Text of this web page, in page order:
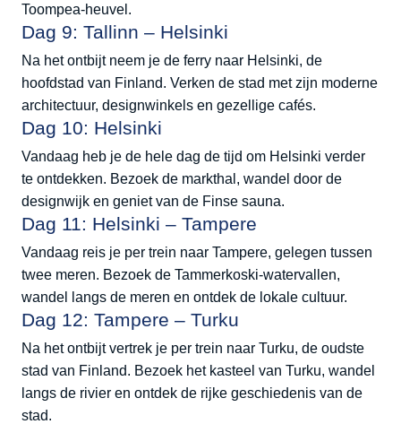
Toompea-heuvel.
Dag 9: Tallinn – Helsinki
Na het ontbijt neem je de ferry naar Helsinki, de
hoofdstad van Finland. Verken de stad met zijn moderne
architectuur, designwinkels en gezellige cafés.
Dag 10: Helsinki
Vandaag heb je de hele dag de tijd om Helsinki verder
te ontdekken. Bezoek de markthal, wandel door de
designwijk en geniet van de Finse sauna.
Dag 11: Helsinki – Tampere
Vandaag reis je per trein naar Tampere, gelegen tussen
twee meren. Bezoek de Tammerkoski-watervallen,
wandel langs de meren en ontdek de lokale cultuur.
Dag 12: Tampere – Turku
Na het ontbijt vertrek je per trein naar Turku, de oudste
stad van Finland. Bezoek het kasteel van Turku, wandel
langs de rivier en ontdek de rijke geschiedenis van de
stad.